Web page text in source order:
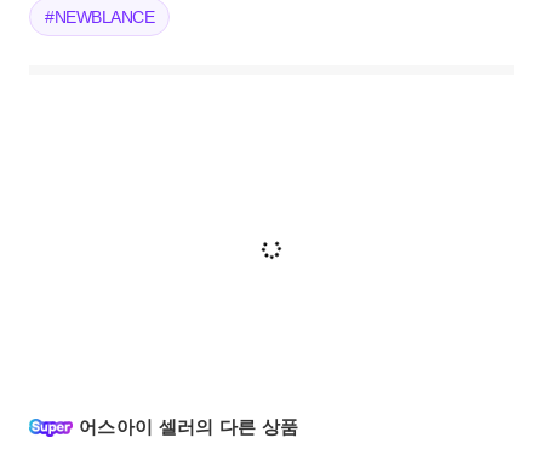
#NEWBLANCE
어스아이 셀러의 다른 상품